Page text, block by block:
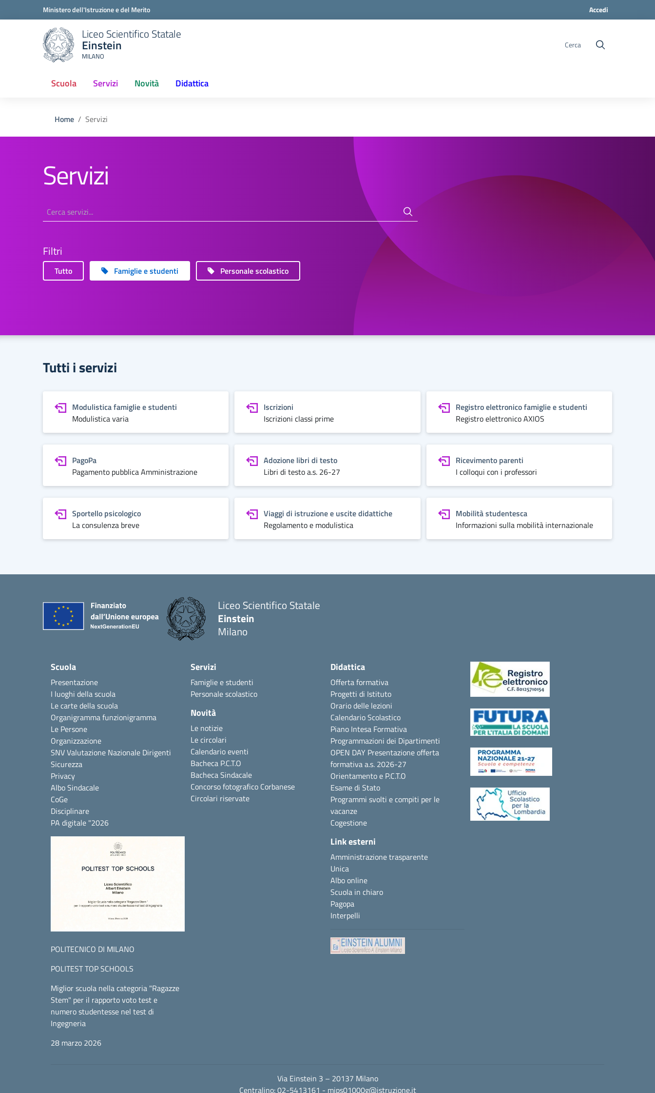
Ministero dell'Istruzione e del Merito Accedi
Liceo Scientifico Statale
Einstein
MILANO
Cerca
Scuola Servizi Novità Didattica
Home Servizi
Servizi
Cerca servizi...
Filtri
Tutto Famiglie e studenti Personale scolastico
Tutti i servizi
Modulistica famiglie e studenti
Modulistica varia
Iscrizioni
Iscrizioni classi prime
Registro elettronico famiglie e studenti
Registro elettronico AXIOS
PagoPa
Pagamento pubblica Amministrazione
Adozione libri di testo
Libri di testo a.s. 26-27
Ricevimento parenti
I colloqui con i professori
Sportello psicologico
La consulenza breve
Viaggi di istruzione e uscite didattiche
Regolamento e modulistica
Mobilità studentesca
Informazioni sulla mobilità internazionale
Liceo Scientifico Statale
Einstein
Milano
Scuola
Presentazione
I luoghi della scuola
Le carte della scuola
Organigramma funzionigramma
Le Persone
Organizzazione
SNV Valutazione Nazionale Dirigenti
Sicurezza
Privacy
Albo Sindacale
CoGe
Disciplinare
PA digitale "2026
POLITECNICO DI MILANO
POLITEST TOP SCHOOLS
Miglior scuola nella categoria "Ragazze
Stem" per il rapporto voto test e
numero studentesse nel test di
Ingegneria
28 marzo 2026
Servizi
Famiglie e studenti
Personale scolastico
Novità
Le notizie
Le circolari
Calendario eventi
Bacheca P.C.T.O
Bacheca Sindacale
Concorso fotografico Corbanese
Circolari riservate
Didattica
Offerta formativa
Progetti di Istituto
Orario delle lezioni
Calendario Scolastico
Piano Intesa Formativa
Programmazioni dei Dipartimenti
OPEN DAY Presentazione offerta
formativa a.s. 2026-27
Orientamento e P.C.T.O
Esame di Stato
Programmi svolti e compiti per le
vacanze
Cogestione
Link esterni
Amministrazione trasparente
Unica
Albo online
Scuola in chiaro
Pagopa
Interpelli
Via Einstein 3 – 20137 Milano
Centralino: 02-5413161 - mips01000g@istruzione.it